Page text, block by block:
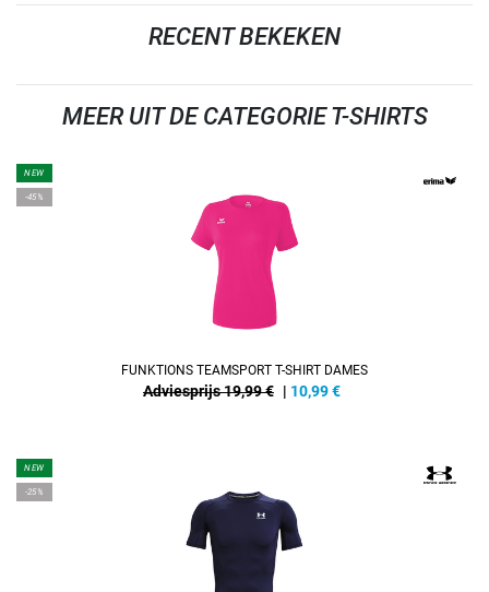
RECENT BEKEKEN
MEER UIT DE CATEGORIE T-SHIRTS
NEW
-45%
FUNKTIONS TEAMSPORT T-SHIRT DAMES
Adviesprijs 19,99 € | 10,99€
NEW
-25%